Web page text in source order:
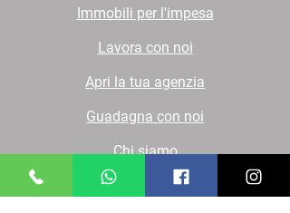
Immobili per l'impesa
Lavora con noi
Apri la tua agenzia
Guadagna con noi
Chi siamo